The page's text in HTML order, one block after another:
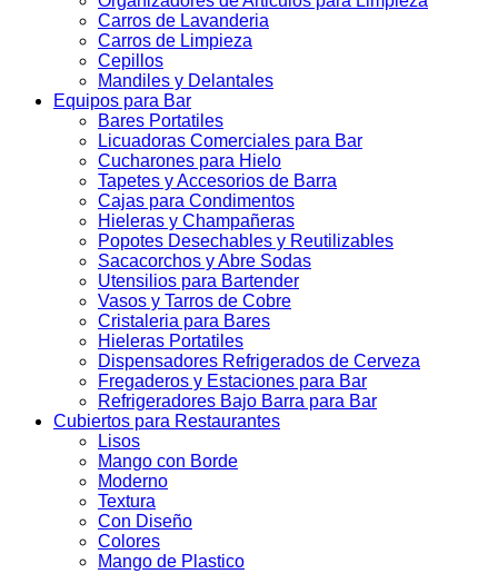
Carros de Lavanderia
Carros de Limpieza
Cepillos
Mandiles y Delantales
Equipos para Bar
Bares Portatiles
Licuadoras Comerciales para Bar
Cucharones para Hielo
Tapetes y Accesorios de Barra
Cajas para Condimentos
Hieleras y Champañeras
Popotes Desechables y Reutilizables
Sacacorchos y Abre Sodas
Utensilios para Bartender
Vasos y Tarros de Cobre
Cristaleria para Bares
Hieleras Portatiles
Dispensadores Refrigerados de Cerveza
Fregaderos y Estaciones para Bar
Refrigeradores Bajo Barra para Bar
Cubiertos para Restaurantes
Lisos
Mango con Borde
Moderno
Textura
Con Diseño
Colores
Mango de Plastico